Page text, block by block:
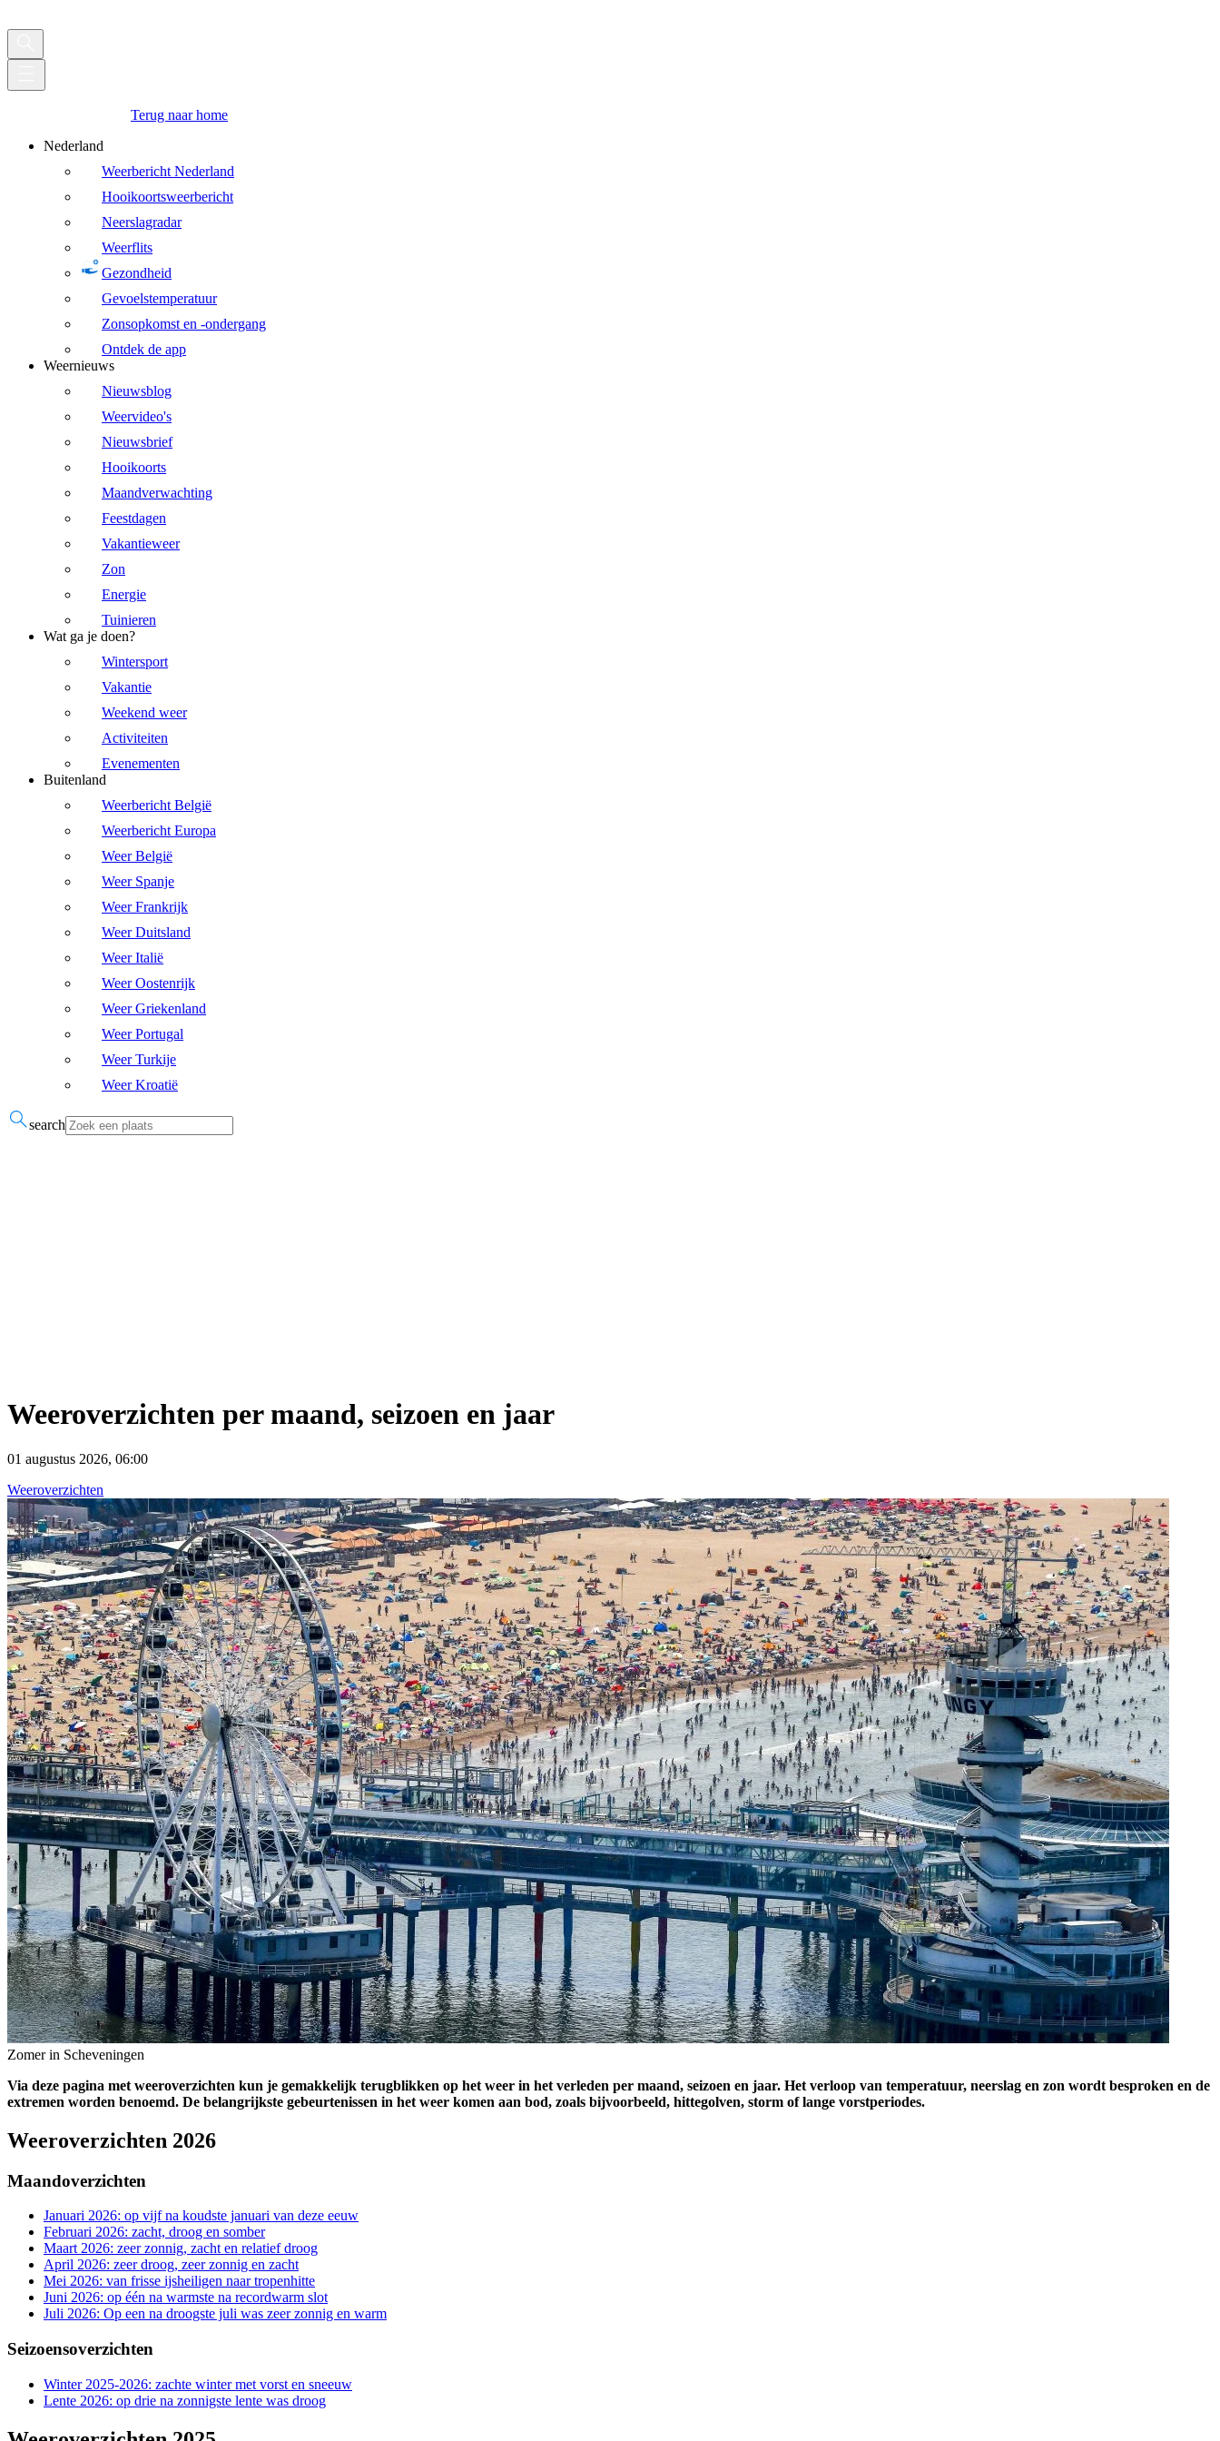
Terug naar home
Nederland
Weerbericht Nederland
Hooikoortsweerbericht
Neerslagradar
Weerflits
Gezondheid
Gevoelstemperatuur
Zonsopkomst en -ondergang
Ontdek de app
Weernieuws
Nieuwsblog
Weervideo's
Nieuwsbrief
Hooikoorts
Maandverwachting
Feestdagen
Vakantieweer
Zon
Energie
Tuinieren
Wat ga je doen?
Wintersport
Vakantie
Weekend weer
Activiteiten
Evenementen
Buitenland
Weerbericht België
Weerbericht Europa
Weer België
Weer Spanje
Weer Frankrijk
Weer Duitsland
Weer Italië
Weer Oostenrijk
Weer Griekenland
Weer Portugal
Weer Turkije
Weer Kroatië
search
Weeroverzichten per maand, seizoen en jaar
01 augustus 2026, 06:00
Weeroverzichten
Zomer in Scheveningen
Via deze pagina met weeroverzichten kun je gemakkelijk terugblikken op het weer in het verleden per maand, seizoen en jaar. Het verloop van temperatuur, neerslag en zon wordt besproken en de
extremen worden benoemd. De belangrijkste gebeurtenissen in het weer komen aan bod, zoals bijvoorbeeld, hittegolven, storm of lange vorstperiodes.
Weeroverzichten 2026
Maandoverzichten
Januari 2026: op vijf na koudste januari van deze eeuw
Februari 2026: zacht, droog en somber
Maart 2026: zeer zonnig, zacht en relatief droog
April 2026: zeer droog, zeer zonnig en zacht
Mei 2026: van frisse ijsheiligen naar tropenhitte
Juni 2026: op één na warmste na recordwarm slot
Juli 2026: Op een na droogste juli was zeer zonnig en warm
Seizoensoverzichten
Winter 2025-2026: zachte winter met vorst en sneeuw
Lente 2026: op drie na zonnigste lente was droog